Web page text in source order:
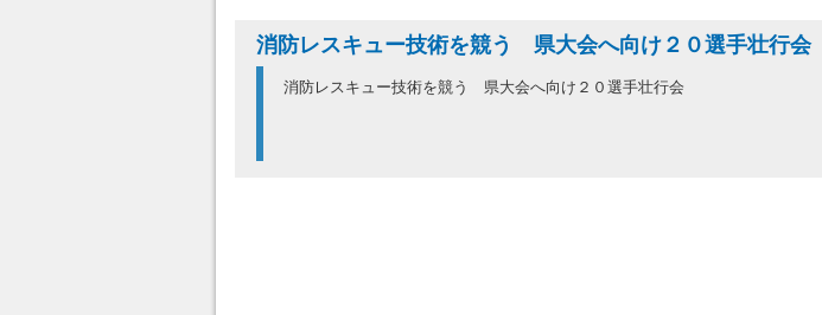
消防レスキュー技術を競う 県大会へ向け２０選手壮行会
消防レスキュー技術を競う 県大会へ向け２０選手壮行会